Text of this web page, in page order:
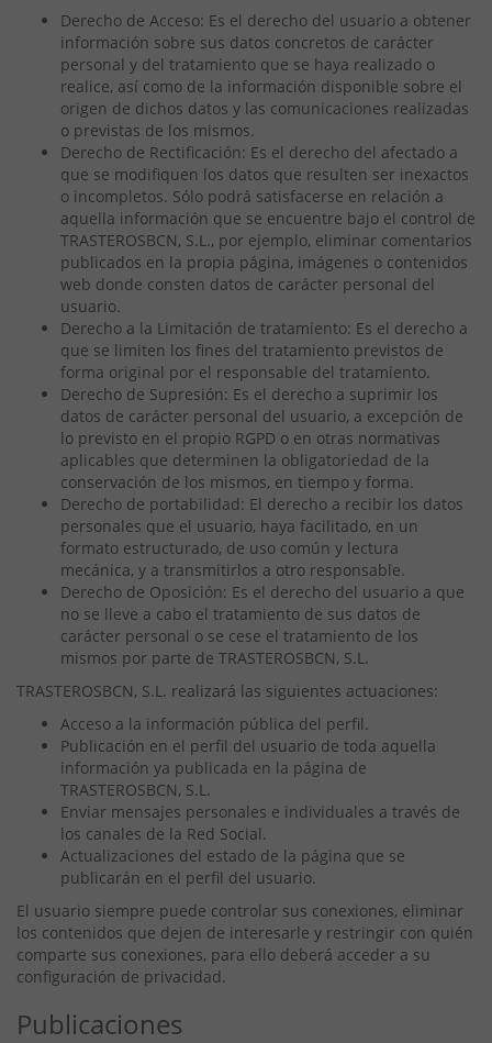
Derecho de Acceso: Es el derecho del usuario a obtener
información sobre sus datos concretos de carácter
personal y del tratamiento que se haya realizado o
realice, así como de la información disponible sobre el
origen de dichos datos y las comunicaciones realizadas
o previstas de los mismos.
Derecho de Rectificación: Es el derecho del afectado a
que se modifiquen los datos que resulten ser inexactos
o incompletos. Sólo podrá satisfacerse en relación a
aquella información que se encuentre bajo el control de
TRASTEROSBCN, S.L., por ejemplo, eliminar comentarios
publicados en la propia página, imágenes o contenidos
web donde consten datos de carácter personal del
usuario.
Derecho a la Limitación de tratamiento: Es el derecho a
que se limiten los fines del tratamiento previstos de
forma original por el responsable del tratamiento.
Derecho de Supresión: Es el derecho a suprimir los
datos de carácter personal del usuario, a excepción de
lo previsto en el propio RGPD o en otras normativas
aplicables que determinen la obligatoriedad de la
conservación de los mismos, en tiempo y forma.
Derecho de portabilidad: El derecho a recibir los datos
personales que el usuario, haya facilitado, en un
formato estructurado, de uso común y lectura
mecánica, y a transmitirlos a otro responsable.
Derecho de Oposición: Es el derecho del usuario a que
no se lleve a cabo el tratamiento de sus datos de
carácter personal o se cese el tratamiento de los
mismos por parte de TRASTEROSBCN, S.L.
TRASTEROSBCN, S.L. realizará las siguientes actuaciones:
Acceso a la información pública del perfil.
Publicación en el perfil del usuario de toda aquella
información ya publicada en la página de
TRASTEROSBCN, S.L.
Enviar mensajes personales e individuales a través de
los canales de la Red Social.
Actualizaciones del estado de la página que se
publicarán en el perfil del usuario.
El usuario siempre puede controlar sus conexiones, eliminar
los contenidos que dejen de interesarle y restringir con quién
comparte sus conexiones, para ello deberá acceder a su
configuración de privacidad.
Publicaciones